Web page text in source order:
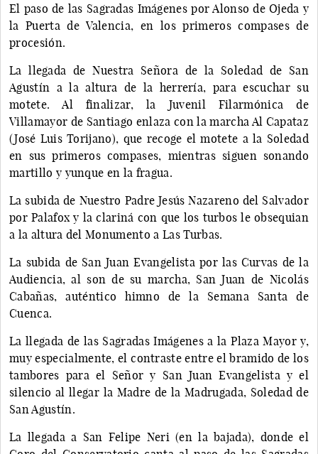
El paso de las Sagradas Imágenes por Alonso de Ojeda y
la Puerta de Valencia, en los primeros compases de
procesión.
La llegada de Nuestra Señora de la Soledad de San
Agustín a la altura de la herrería, para escuchar su
motete. Al finalizar, la Juvenil Filarmónica de
Villamayor de Santiago enlaza con la marcha Al Capataz
(José Luis Torijano), que recoge el motete a la Soledad
en sus primeros compases, mientras siguen sonando
martillo y yunque en la fragua.
La subida de Nuestro Padre Jesús Nazareno del Salvador
por Palafox y la clariná con que los turbos le obsequian
a la altura del Monumento a Las Turbas.
La subida de San Juan Evangelista por las Curvas de la
Audiencia, al son de su marcha, San Juan de Nicolás
Cabañas, auténtico himno de la Semana Santa de
Cuenca.
La llegada de las Sagradas Imágenes a la Plaza Mayor y,
muy especialmente, el contraste entre el bramido de los
tambores para el Señor y San Juan Evangelista y el
silencio al llegar la Madre de la Madrugada, Soledad de
San Agustín.
La llegada a San Felipe Neri (en la bajada), donde el